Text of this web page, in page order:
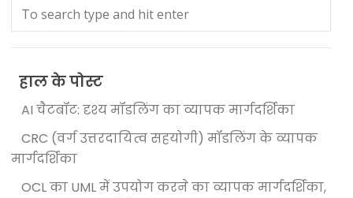
हाल के पोस्ट
AI चैटबॉट: दृश्य मॉडलिंग का व्यापक मार्गदर्शिका
CRC (वर्ग उत्तरदायित्व सहयोगी) मॉडलिंग के व्यापक
मार्गदर्शिका
OCL का UML में उपयोग करने का व्यापक मार्गदर्शिका,